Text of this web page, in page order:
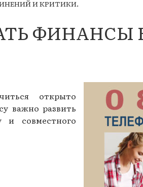
г.
г.
г.
г.
И КРИТИКИ.
ФИНАНСЫ
открыто
важно развить
и совместного